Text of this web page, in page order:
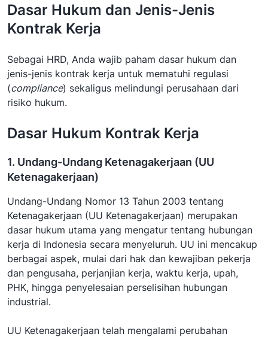
Dasar Hukum dan Jenis-Jenis
Kontrak Kerja
Sebagai HRD, Anda wajib paham dasar hukum dan
jenis-jenis kontrak kerja untuk mematuhi regulasi
(compliance) sekaligus melindungi perusahaan dari
risiko hukum.
Dasar Hukum Kontrak Kerja
1. Undang-Undang Ketenagakerjaan (UU
Ketenagakerjaan)
Undang-Undang Nomor 13 Tahun 2003 tentang
Ketenagakerjaan (UU Ketenagakerjaan) merupakan
dasar hukum utama yang mengatur tentang hubungan
kerja di Indonesia secara menyeluruh. UU ini mencakup
berbagai aspek, mulai dari hak dan kewajiban pekerja
dan pengusaha, perjanjian kerja, waktu kerja, upah,
PHK, hingga penyelesaian perselisihan hubungan
industrial.
UU Ketenagakerjaan telah mengalami perubahan